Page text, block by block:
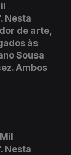
Nesta
de arte,
às
Sousa
Ambos
Nesta